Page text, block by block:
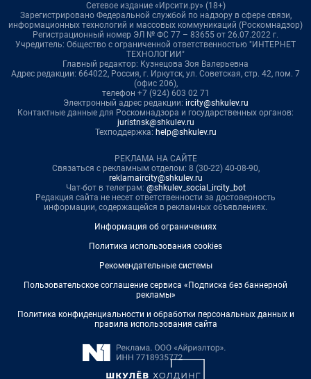
Сетевое издание «Ирсити.ру» (18+)
Зарегистрировано Федеральной службой по надзору в сфере связи,
информационных технологий и массовых коммуникаций (Роскомнадзор)
Регистрационный номер ЭЛ № ФС 77 – 83655 от 26.07.2022 г.
Учредитель: Общество с ограниченной ответственностью "ИНТЕРНЕТ
ТЕХНОЛОГИИ"
Главный редактор: Кузнецова Зоя Валерьевна
Адрес редакции: 664022, Россия, г. Иркутск, ул. Советская, стр. 42, пом. 7
(офис 206),
телефон +7 (924) 603 02 71
Электронный адрес редакции: ircity@shkulev.ru
Контактные данные для Роскомнадзора и государственных органов:
juristnsk@shkulev.ru
Техподдержка: help@shkulev.ru
РЕКЛАМА НА САЙТЕ
Связаться с рекламным отделом: 8 (30-22) 40-08-90,
reklamaircity@shkulev.ru
Чат-бот в телеграм: @shkulev_social_ircity_bot
Редакция сайта не несет ответственности за достоверность
информации, содержащейся в рекламных объявлениях.
Информация об ограничениях
Политика использования cookies
Рекомендательные системы
Пользовательское соглашение сервиса «Подписка без баннерной
рекламы»
Политика конфиденциальности и обработки персональных данных и
правила использования сайта